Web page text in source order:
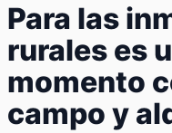
Para las
rurales es
momento
campo y